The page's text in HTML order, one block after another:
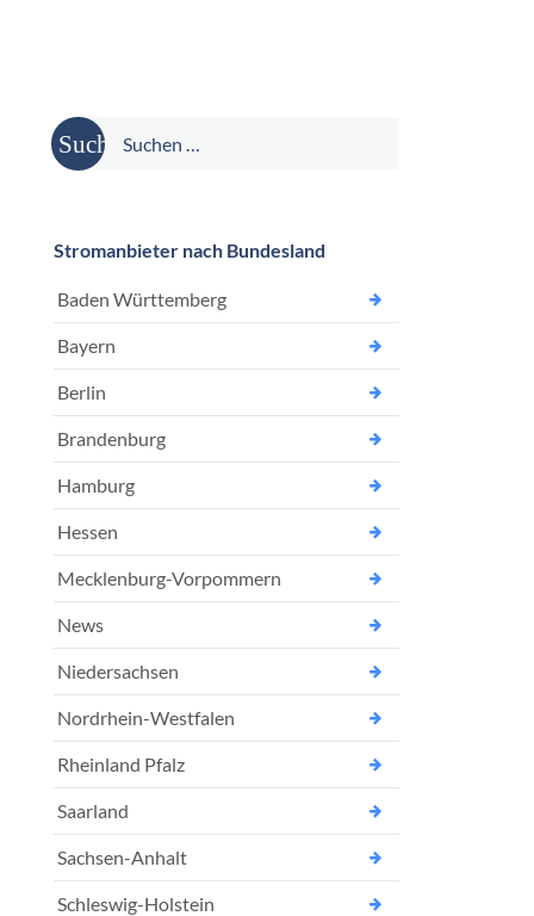
Suche
nach:
Stromanbieter nach Bundesland
Baden Württemberg
Bayern
Berlin
Brandenburg
Hamburg
Hessen
Mecklenburg-Vorpommern
News
Niedersachsen
Nordrhein-Westfalen
Rheinland Pfalz
Saarland
Sachsen-Anhalt
Schleswig-Holstein